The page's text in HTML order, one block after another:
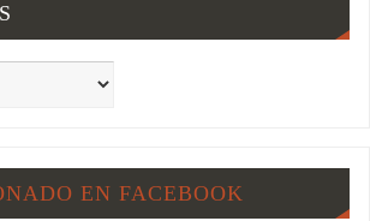
EN FACEBOOK